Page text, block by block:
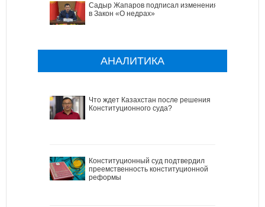
Садыр Жапаров подписал изменения
в Закон «О недрах»
АНАЛИТИКА
Что ждет Казахстан после решения
Конституционного суда?
Конституционный суд подтвердил
преемственность конституционной
реформы